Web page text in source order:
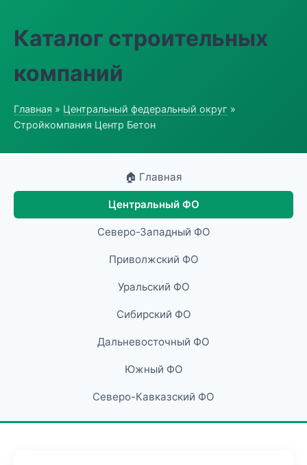
Каталог строительных
компаний
Главная » Центральный федеральный округ »
Стройкомпания Центр Бетон
🏠 Главная
Центральный ФО
Северо-Западный ФО
Приволжский ФО
Уральский ФО
Сибирский ФО
Дальневосточный ФО
Южный ФО
Северо-Кавказский ФО